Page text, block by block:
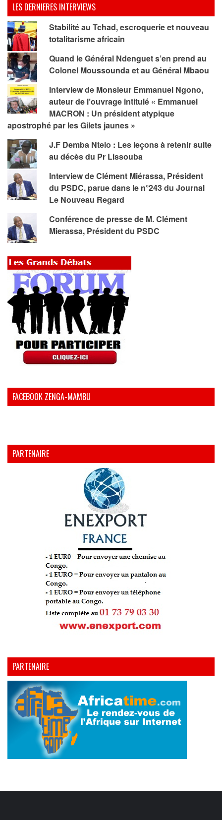
LES DERNIERES INTERVIEWS
Stabilité au Tchad, escroquerie et nouveau
totalitarisme africain
Quand le Général Ndenguet s’en prend au
Colonel Moussounda et au Général Mbaou
Interview de Monsieur Emmanuel Ngono,
auteur de l’ouvrage intitulé « Emmanuel
MACRON : Un président atypique
apostrophé par les Gilets jaunes »
J.F Demba Ntelo : Les leçons à retenir suite
au décès du Pr Lissouba
Interview de Clément Miérassa, Président
du PSDC, parue dans le n°243 du Journal
Le Nouveau Regard
Conférence de presse de M. Clément
Mierassa, Président du PSDC
FACEBOOK ZENGA-MAMBU
PARTENAIRE
PARTENAIRE